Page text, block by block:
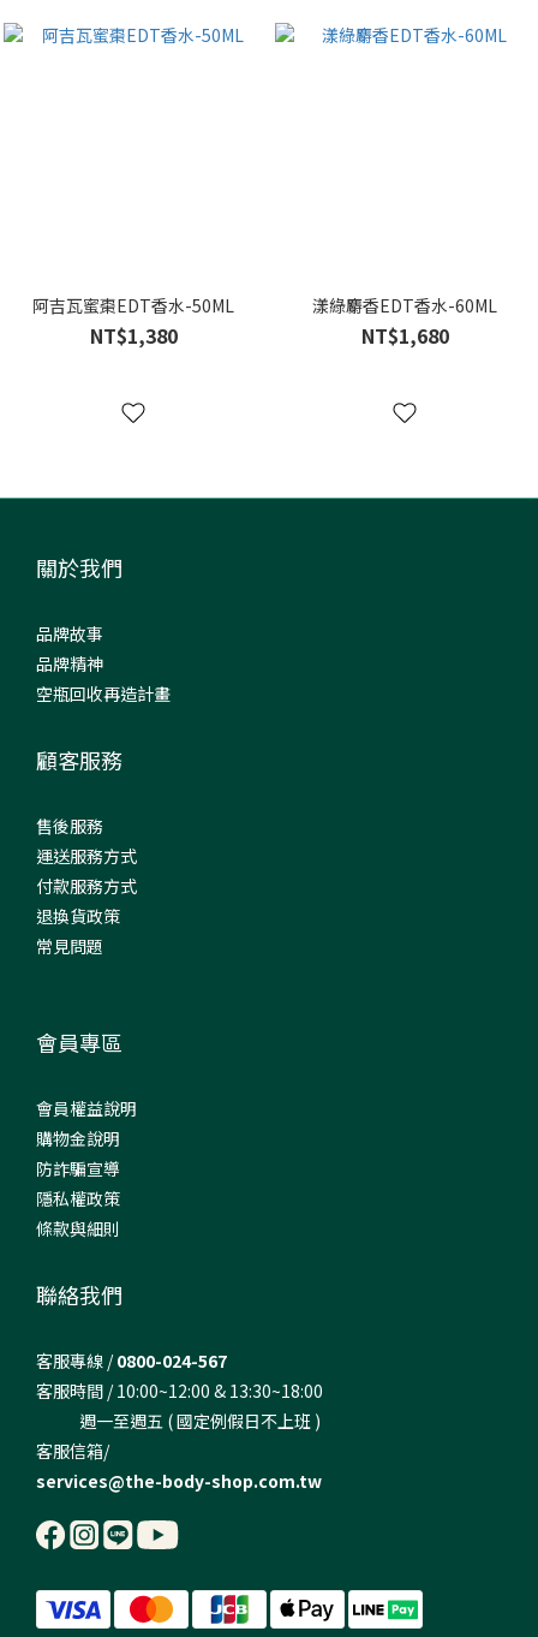
阿吉瓦蜜棗EDT香水-50ML
NT$1,380
漾綠麝香EDT香水-60ML
NT$1,680
關於我們
品牌故事
品牌精神
空瓶回收再造計畫
顧客服務
售後服務
運送服務方式
付款服務方式
退換貨政策
常見問題
會員專區
會員權益說明
購物金說明
防詐騙宣導
隱私權政策
條款與細則
聯絡我們
客服專線 /0800-024-567
客服時間 / 10:00~12:00 & 13:30~18:00
週一至週五 ( 國定例假日不上班 )
客服信箱/
services@the-body-shop.com.tw